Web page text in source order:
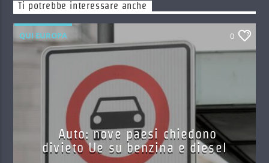
Ti potrebbe interessare anche
QUI EUROPA 0
Auto: nove paesi chiedono
divieto Ue su benzina e diesel